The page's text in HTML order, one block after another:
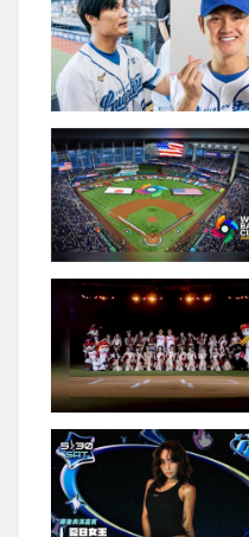
{PLAYICON}
{PLAYICON}